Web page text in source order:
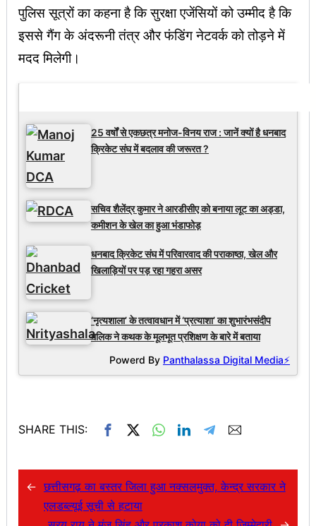
पुलिस सूत्रों का कहना है कि सुरक्षा एजेंसियों को उम्मीद है कि
इससे गैंग के अंदरूनी तंत्र और फंडिंग नेटवर्क को तोड़ने में
मदद मिलेगी।
25 वर्षों से एकछत्र मनोज-विनय राज : जानें क्यों है धनबाद
क्रिकेट संघ में बदलाव की जरूरत ?
सचिव शैलेंद्र कुमार ने आरडीसीए को बनाया लूट का अड्डा,
कमीशन के खेल का हुआ भंडाफोड़
धनबाद क्रिकेट संघ में परिवारवाद की पराकाष्ठा, खेल और
खिलाड़ियों पर पड़ रहा गहरा असर
‘नृत्यशाला’ के तत्वावधान में ‘प्रत्याशा’ का शुभारंभसंदीप
मलिक ने कथक के मूलभूत प्रशिक्षण के बारे में बताया
Powerd By Panthalassa Digital Media⚡
SHARE THIS:
← छत्तीसगढ़ का बस्तर जिला हुआ नक्सलमुक्त, केन्द्र सरकार ने
एलडब्ल्यूई सूची से हटाया